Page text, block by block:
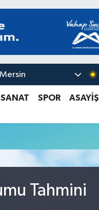
Mersin
SANAT SPOR
ASAYİŞ
Tahmini